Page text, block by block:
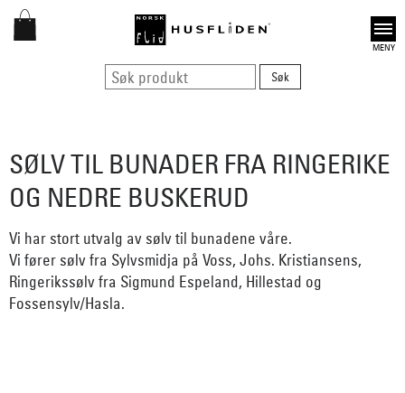
Open
SØLV TIL BUNADER FRA RINGERIKE
OG NEDRE BUSKERUD
Vi har stort utvalg av sølv til bunadene våre.
Vi fører sølv fra Sylvsmidja på Voss, Johs. Kristiansens,
Ringerikssølv fra Sigmund Espeland, Hillestad og
Fossensylv/Hasla.